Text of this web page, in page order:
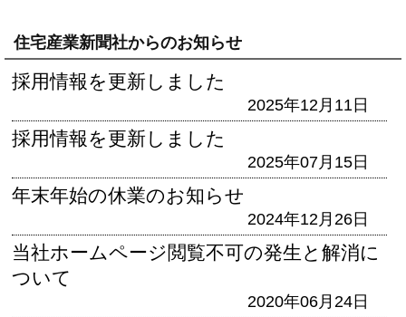
住宅産業新聞社からのお知らせ
採用情報を更新しました
2025年12月11日
採用情報を更新しました
2025年07月15日
年末年始の休業のお知らせ
2024年12月26日
当社ホームページ閲覧不可の発生と解消に
ついて
2020年06月24日